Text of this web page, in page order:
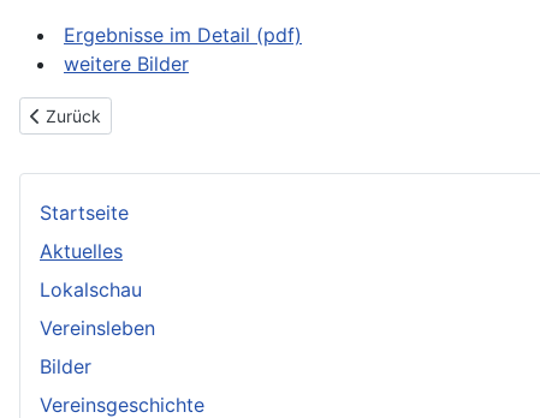
Startseite
Aktuelles
Lokalschau
Vereinsleben
Bilder
Vereinsgeschichte
Ergebnisse im Detail (pdf)
weitere Bilder
Vorheriger Beitrag: Kleintierzüchter ziehen Bilanz
Zurück